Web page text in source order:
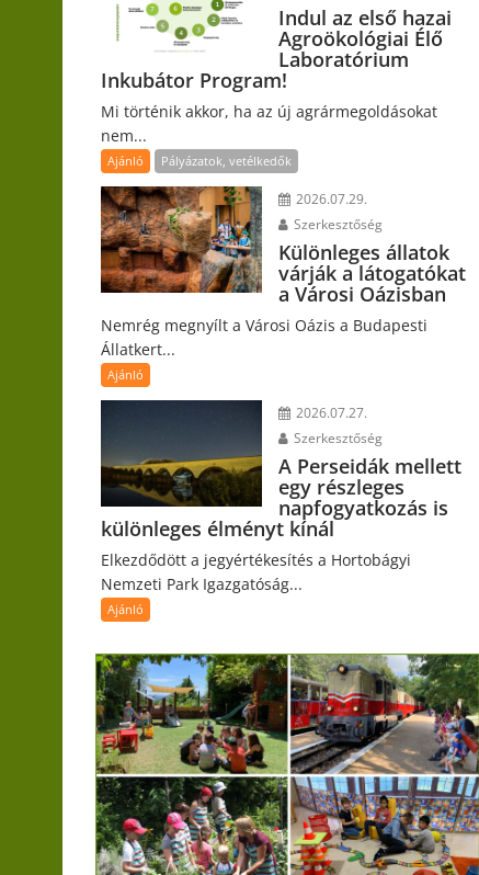
Indul az első hazai
Agroökológiai Élő
Laboratórium
Inkubátor Program!
Mi történik akkor, ha az új agrármegoldásokat
nem...
Ajánló Pályázatok, vetélkedők
2026.07.29.
Szerkesztőség
Különleges állatok
várják a látogatókat
a Városi Oázisban
Nemrég megnyílt a Városi Oázis a Budapesti
Állatkert...
Ajánló
2026.07.27.
Szerkesztőség
A Perseidák mellett
egy részleges
napfogyatkozás is
különleges élményt kínál
Elkezdődött a jegyértékesítés a Hortobágyi
Nemzeti Park Igazgatóság...
Ajánló